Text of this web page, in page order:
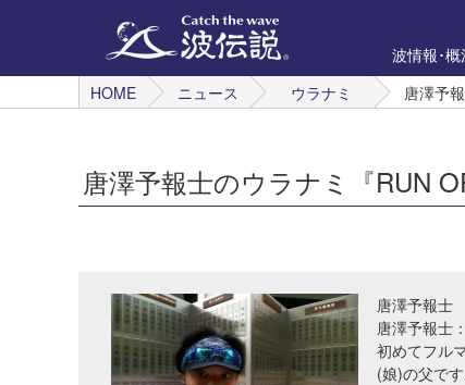
波情報･概
HOME
ニュース ウラナミ 唐澤予
唐澤予報士のウラナミ『RUN
唐澤予報士
唐澤予報士
初めてフル
(娘)の父です